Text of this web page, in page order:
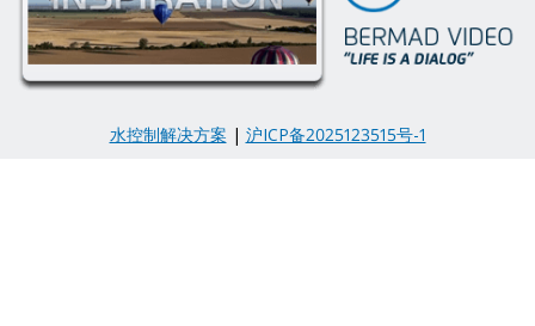
水控制解决方案 | 沪ICP备2025123515号-1